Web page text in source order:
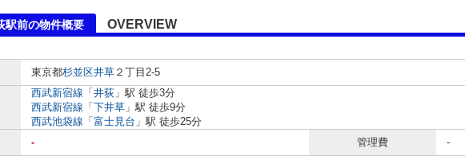
駅前の物件概要 OVERVIEW
東京都杉並区井草 ２丁目2-5
西武新宿線 「 井荻 」駅 徒歩3分
西武新宿線 「 下井草 」駅 徒歩9分
西武池袋線 「 富士見台 」駅 徒歩25分
- 管理費 -